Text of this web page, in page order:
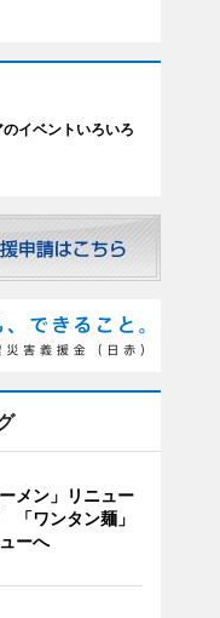
イベントいろいろ
メン」リニュー
「ワンタン麺」
ーへ